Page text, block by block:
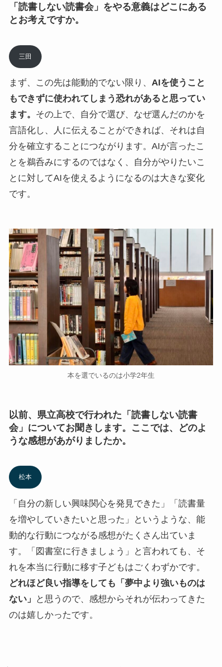
「読書しない読書会」をやる意義はどこにある
とお考えですか。
三田
まず、この先は能動的でない限り、 AIを使うこと
もできずに使われてしまう恐れがあると思ってい
ます。 その上で、自分で選び、なぜ選んだのかを
言語化し、人に伝えることができれば、それは自
分を確立することにつながります。AIが言ったこ
とを鵜呑みにするのではなく、自分がやりたいこ
とに対してAIを使えるようになるのは大きな変化
です。
本を選でいるのは小学2年生
以前、県立高校で行われた「読書しない読書
会」についてお聞きします。ここでは、どのよ
うな感想があがりましたか。
松本
「自分の新しい興味関心を発見できた」「読書量
を増やしていきたいと思った」というような、能
動的な行動につながる感想がたくさん出ていま
す。「図書室に行きましょう」と言われても、そ
れを本当に行動に移す子どもはごくわずかです。
どれほど良い指導をしても「夢中より強いものは
ない」
と思うので、感想からそれが伝わってきた
のは嬉しかったです。